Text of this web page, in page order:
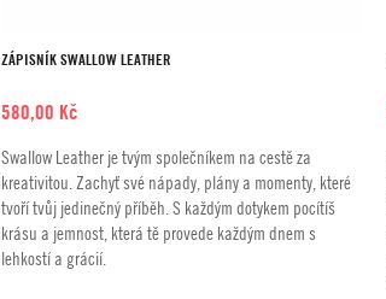
ZÁPISNÍK SWALLOW LEATHER
580,00 Kč
Swallow Leather je tvým společníkem na cestě za
kreativitou. Zachyť své nápady, plány a momenty, které
tvoří tvůj jedinečný příběh. S každým dotykem pocítíš
krásu a jemnost, která tě provede každým dnem s
lehkostí a grácií.